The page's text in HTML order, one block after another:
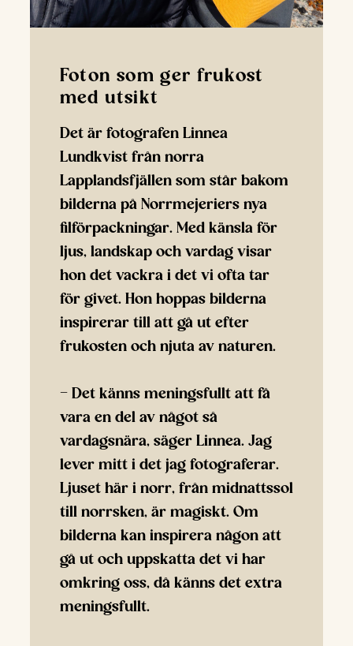
Foton som ger frukost
med utsikt
Det är fotografen Linnea
Lundkvist från norra
Lapplandsfjällen som står bakom
bilderna på Norrmejeriers nya
filförpackningar. Med känsla för
ljus, landskap och vardag visar
hon det vackra i det vi ofta tar
för givet. Hon hoppas bilderna
inspirerar till att gå ut efter
frukosten och njuta av naturen.
– Det känns meningsfullt att få
vara en del av något så
vardagsnära, säger Linnea. Jag
lever mitt i det jag fotograferar.
Ljuset här i norr, från midnattssol
till norrsken, är magiskt. Om
bilderna kan inspirera någon att
gå ut och uppskatta det vi har
omkring oss, då känns det extra
meningsfullt.